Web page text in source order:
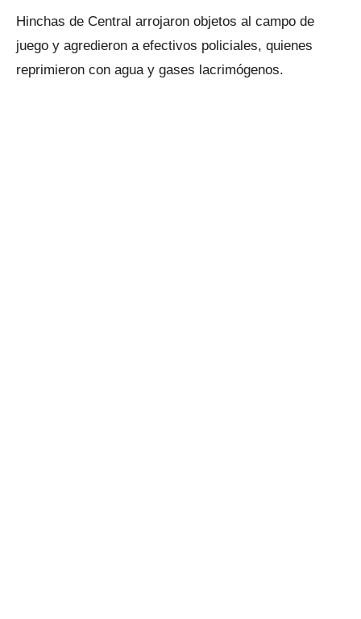
Hinchas de Central arrojaron objetos al campo de
juego y agredieron a efectivos policiales, quienes
reprimieron con agua y gases lacrimógenos.